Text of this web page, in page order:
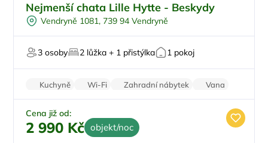
U lesa
Pro milovníky přírody
Pro majitele mazlíčků
Top
Nejmenší chata Lille Hytte - Beskydy
Vendryně 1081, 739 94 Vendryně
3 osoby 2 lůžka + 1 přistýlka 1 pokoj
Kuchyně Wi-Fi Zahradní nábytek
Vana
Balkon/terasa
Cena již od:
2 990 Kč objekt/noc